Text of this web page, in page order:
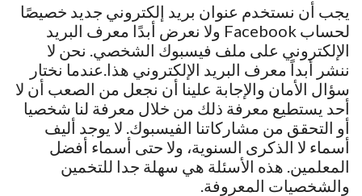
يجب أن نستخدم عنوان بريد إلكتروني جديد خصيصًا
لحساب Facebook ولا نعرض أبدًا معرف البريد
الإلكتروني على ملف فيسبوك الشخصي. نحن لا
ننشر أبداً معرف البريد الإلكتروني هذا.عندما نختار
سؤال الأمان والإجابة علينا أن نجعل من الصعب أن لا
أحد يستطيع معرفة ذلك من خلال معرفة لنا شخصيا
أو التحقق من مشاركاتنا الفيسبوك. لا يوجد أليف
أسماء لا الذكرى السنوية، ولا حتى أسماء أفضل
المعلمين. هذه الأسئلة هي سهلة جدا للتخمين
والشخصيات المعروفة.